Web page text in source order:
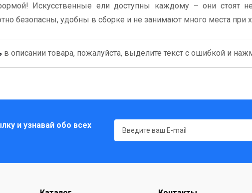
Искусственные ели доступны каждому – они стоят
безопасны, удобны в сборке и не занимают много места при
в описании товара, пожалуйста, выделите текст с ошибкой и
и узнавай обо всех